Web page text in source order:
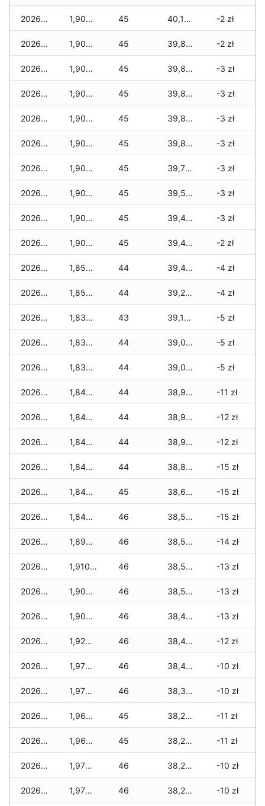
2026-04-21 1,900 zł 45 40,150 zł -2 zł
2026-04-20 1,900 zł 45 39,880 zł -2 zł
2026-04-19 1,900 zł 45 39,860 zł -3 zł
2026-04-18 1,900 zł 45 39,840 zł -3 zł
2026-04-17 1,900 zł 45 39,840 zł -3 zł
2026-04-16 1,900 zł 45 39,840 zł -3 zł
2026-04-15 1,900 zł 45 39,790 zł -3 zł
2026-04-14 1,900 zł 45 39,590 zł -3 zł
2026-04-13 1,900 zł 45 39,470 zł -3 zł
2026-04-12 1,900 zł 45 39,470 zł -2 zł
2026-04-11 1,850 zł 44 39,400 zł -4 zł
2026-04-10 1,850 zł 44 39,220 zł -4 zł
2026-04-09 1,830 zł 43 39,170 zł -5 zł
2026-04-08 1,830 zł 44 39,070 zł -5 zł
2026-04-07 1,830 zł 44 39,070 zł -5 zł
2026-04-06 1,840 zł 44 38,940 zł -11 zł
2026-04-05 1,840 zł 44 38,930 zł -12 zł
2026-04-04 1,840 zł 44 38,910 zł -12 zł
2026-04-03 1,840 zł 44 38,870 zł -15 zł
2026-04-02 1,840 zł 45 38,630 zł -15 zł
2026-04-01 1,840 zł 46 38,550 zł -15 zł
2026-03-31 1,890 zł 46 38,550 zł -14 zł
2026-03-30 1,910 zł 46 38,550 zł -13 zł
2026-03-29 1,900 zł 46 38,540 zł -13 zł
2026-03-28 1,900 zł 46 38,440 zł -13 zł
2026-03-27 1,920 zł 46 38,420 zł -12 zł
2026-03-26 1,970 zł 46 38,420 zł -10 zł
2026-03-25 1,970 zł 46 38,340 zł -10 zł
2026-03-24 1,960 zł 45 38,280 zł -11 zł
2026-03-23 1,960 zł 45 38,280 zł -11 zł
2026-03-22 1,970 zł 46 38,260 zł -10 zł
2026-03-21 1,970 zł 46 38,260 zł -10 zł